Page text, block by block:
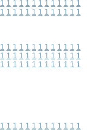
1 1 1 1 1 1 1 1 1 1 1 1 1
1 1 1 1 1 1 1 1 1 1 1 1 1
1 1 1 1 1 1 1 1 1 1 1 1 1
1 1 1 1 1 1 1 1 1 1 1 1 1
1 1 1 1 1 1 1 1 1 1 1 1 1
1 1 1 1 1 1 1 1 1 1 1 1 1